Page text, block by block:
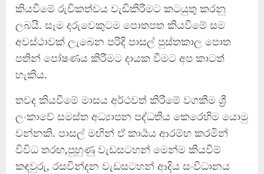
කියවීමේ රුචිකත්වය වැඩිකිරීමට කටයුතු කරනු
ලබයි. සෑම දරුවෙකුටම පොතපත කියවීමේ සම
අවස්ථාවක් ලැබෙන පරිදි පාසල් පුස්තකාල පොත
පතින් පෝෂණය කිරීමට දායක වීමට අප කාටත්
හැකිය.
තවද කියවීමේ මාසය අර්ථවත් කිරීමේ වගකීම ශ්‍රී
ලංකාවේ සමස්ත අධ්‍යාපන පද්ධතිය කෙරෙහිම යොමු
වන්නකි. පාසල් මඟින් ඒ කාර්‍යය ආරම්භ කරමින්
විවිධ තරඟ,පුහුණු වැඩසටහන් මෙන්ම කියවීම්
කඳවුරු, රසවින්දන වැඩසටහන් ආදිය සංවිධානය
ධනුෂ්කගේ අලුත්ම තත්වය
23 FEBRUARY 2023